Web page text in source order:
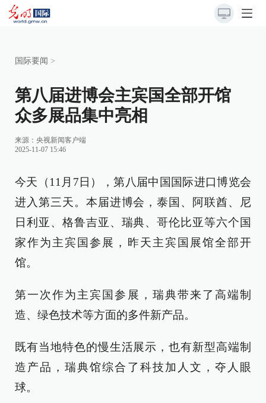
国际要闻 >
第八届进博会主宾国全部开馆
众多展品集中亮相
来源：央视新闻客户端
2025-11-07 15:46
今天（11月7日），第八届中国国际进口博览会
进入第三天。本届进博会，泰国、阿联酋、尼
日利亚、格鲁吉亚、瑞典、哥伦比亚等六个国
家作为主宾国参展，昨天主宾国展馆全部开
馆。
第一次作为主宾国参展，瑞典带来了高端制
造、绿色技术等方面的多件新产品。
既有当地特色的慢生活展示，也有新型高端制
造产品，瑞典馆综合了科技加人文，夺人眼
球。